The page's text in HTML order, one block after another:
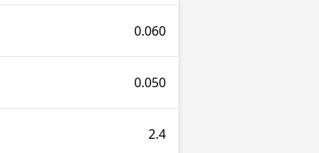
0.060
0.050
2.4